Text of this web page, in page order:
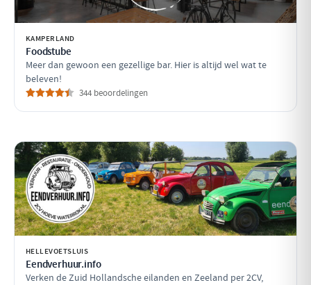
KAMPERLAND
Foodstube
Meer dan gewoon een gezellige bar. Hier is altijd wel wat te
beleven!
344 beoordelingen
HELLEVOETSLUIS
Eendverhuur.info
Verken de Zuid Hollandsche eilanden en Zeeland per 2CV,